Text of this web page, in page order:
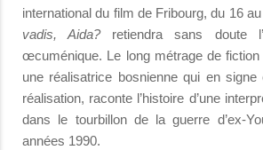
international du film de Fribourg, du 16
vadis, Aida?retiendra sans doute
œcuménique. Le long métrage de
une réalisatrice bosnienne qui en
réalisation, raconte l’histoire d’une
dans le tourbillon de la guerre d’ex-
années 1990.